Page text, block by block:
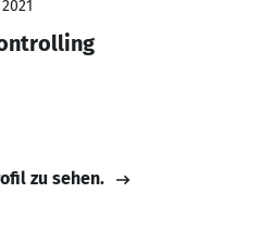
zu sehen.